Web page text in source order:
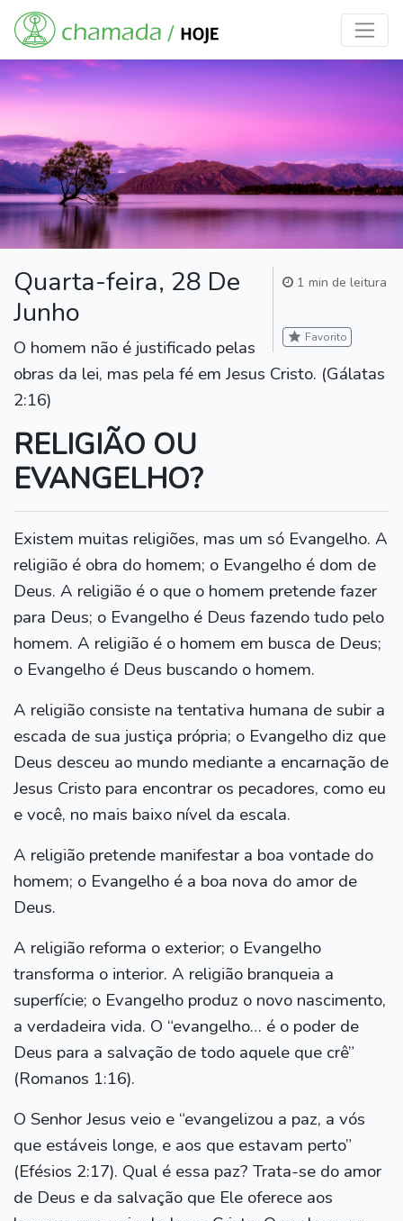
1 min de leitura
star Favorito
Quarta-feira, 28 De
Junho
O homem não é justificado pelas
obras da lei, mas pela fé em Jesus Cristo. (Gálatas
2:16)
RELIGIÃO OU
EVANGELHO?
Existem muitas religiões, mas um só Evangelho. A
religião é obra do homem; o Evangelho é dom de
Deus. A religião é o que o homem pretende fazer
para Deus; o Evangelho é Deus fazendo tudo pelo
homem. A religião é o homem em busca de Deus;
o Evangelho é Deus buscando o homem.
A religião consiste na tentativa humana de subir a
escada de sua justiça própria; o Evangelho diz que
Deus desceu ao mundo mediante a encarnação de
Jesus Cristo para encontrar os pecadores, como eu
e você, no mais baixo nível da escala.
A religião pretende manifestar a boa vontade do
homem; o Evangelho é a boa nova do amor de
Deus.
A religião reforma o exterior; o Evangelho
transforma o interior. A religião branqueia a
superfície; o Evangelho produz o novo nascimento,
a verdadeira vida. O “evangelho… é o poder de
Deus para a salvação de todo aquele que crê”
(Romanos 1:16).
O Senhor Jesus veio e “evangelizou a paz, a vós
que estáveis longe, e aos que estavam perto”
(Efésios 2:17). Qual é essa paz? Trata-se do amor
de Deus e da salvação que Ele oferece aos